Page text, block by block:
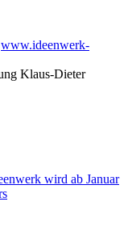
www.ideenwerk-
Klaus-Dieter
wird ab Januar